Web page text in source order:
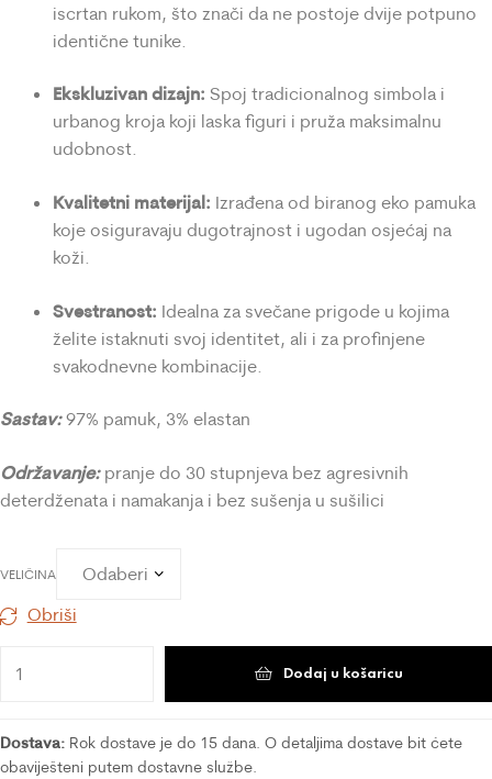
iscrtan rukom, što znači da ne postoje dvije potpuno
identične tunike.
Ekskluzivan dizajn: Spoj tradicionalnog simbola i
urbanog kroja koji laska figuri i pruža maksimalnu
udobnost.
Kvalitetni materijal: Izrađena od biranog eko pamuka
koje osiguravaju dugotrajnost i ugodan osjećaj na
koži.
Svestranost: Idealna za svečane prigode u kojima
želite istaknuti svoj identitet, ali i za profinjene
svakodnevne kombinacije.
Sastav:97% pamuk, 3% elastan
Održavanje: pranje do 30 stupnjeva bez agresivnih
deterdženata i namakanja i bez sušenja u sušilici
VELIČINA
Obriši
Dodaj u košaricu
Dostava: Rok dostave je do 15 dana. O detaljima dostave bit ćete
obaviješteni putem dostavne službe.